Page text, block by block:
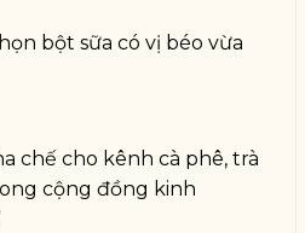
bột sữa có vị béo vừa
chế cho kênh cà phê, trà
cộng đồng kinh